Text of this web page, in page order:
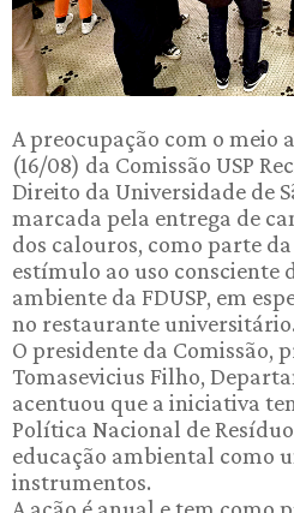
A preocupação com o meio
(16/08) da Comissão USP
Direito da Universidade de
marcada pela entrega de
dos calouros, como parte
estímulo ao uso consciente
ambiente da FDUSP, em
no restaurante universitário.
O presidente da Comissão,
Tomasevicius Filho,
acentuou que a iniciativa
Política Nacional de
educação ambiental como
instrumentos.